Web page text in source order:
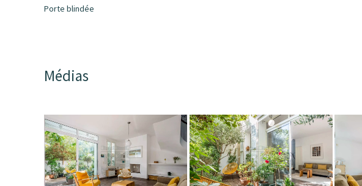
Porte blindée
Médias